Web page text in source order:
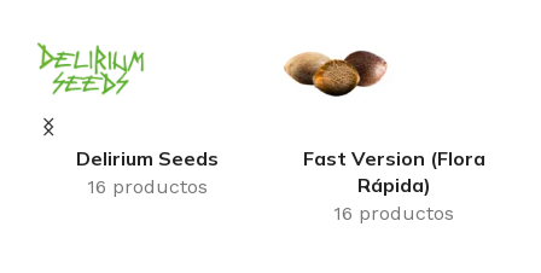
Delirium Seeds
16 productos
Fast Version (Flora
Rápida)
16 productos